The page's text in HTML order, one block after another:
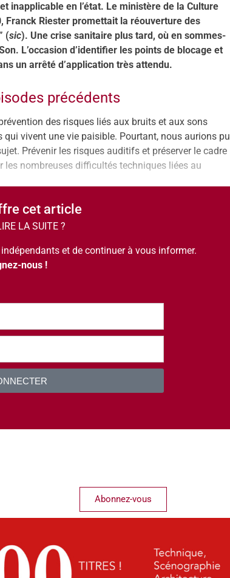
inapplicable en l’état. Le ministère de la Culture
Franck Riester promettait la réouverture des
(sic). Une crise sanitaire plus tard, où en sommes-
L’occasion d’identifier les points de blocage et
un arrêté d’application très attendu.
précédents
des risques liés aux bruits et aux sons
vivent une vie paisible. Pourtant, nous aurions pu
Prévenir les risques auditifs et préserver le cadre
les nombreuses difficultés techniques liées au
cet article
LA SUITE ?
et de continuer à vous informer.
nous !
Abonnez-vous